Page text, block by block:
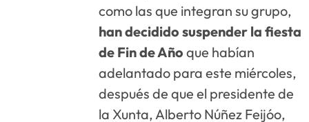
como las que integran su grupo,
han decidido suspender la fiesta
de Fin de Año que habían
adelantado para este miércoles,
después de que el presidente de
la Xunta, Alberto Núñez Feijóo,